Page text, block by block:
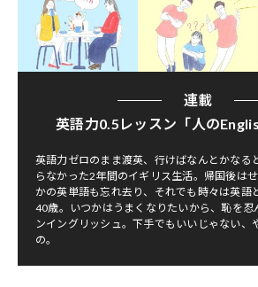
連載
英語力0.5レッスン「人の
英語力ゼロのまま渡英、行けばなんとかなる
らなかった2年間のイギリス生活。帰国後は
かの英単語も忘れ去り、それでも時々は英語
40歳。いつかはうまくなりたいから、恥を忍
ンイングリッシュ。下手でもいいじゃない、
の。